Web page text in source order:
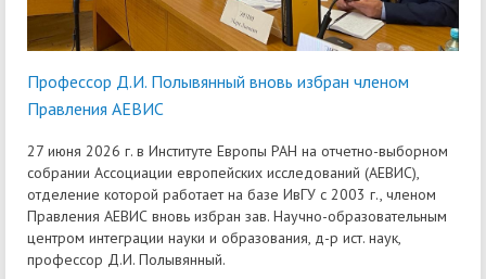
Профессор Д.И. Полывянный вновь избран членом
Правления АЕВИС
27 июня 2026 г. в Институте Европы РАН на отчетно-выборном
собрании Ассоциации европейских исследований (АЕВИС),
отделение которой работает на базе ИвГУ с 2003 г., членом
Правления АЕВИС вновь избран зав. Научно-образовательным
центром интеграции науки и образования, д-р ист. наук,
профессор Д.И. Полывянный.